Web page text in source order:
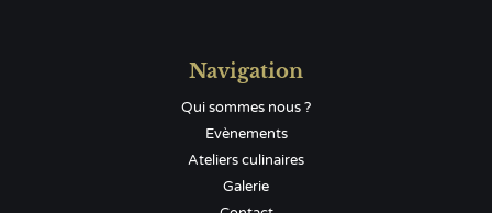
Navigation
Qui sommes nous ?
Evènements
Ateliers culinaires
Galerie